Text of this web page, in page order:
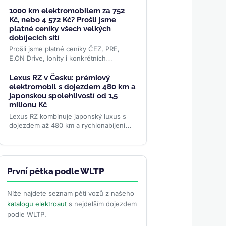
před rokem. Evropa rostla o 87
procent... >>
1000 km elektromobilem za 752
Kč, nebo 4 572 Kč? Prošli jsme
platné ceníky všech velkých
dobíjecích sítí
Prošli jsme platné ceníky ČEZ, PRE,
E.ON Drive, Ionity i konkrétních
superchargerů Tesly a oficiální data ČSÚ
o cenách paliv. Rozdíl je...>>
Lexus RZ v Česku: prémiový
elektromobil s dojezdem 480 km a
japonskou spolehlivostí od 1,5
milionu Kč
Lexus RZ kombinuje japonský luxus s
dojezdem až 480 km a rychlonabíjením
nebo AWD — od 1,5 milionu Kč....>>
První pětka podle WLTP
Níže najdete seznam pěti vozů z našeho
katalogu elektroauts nejdelším dojezdem
podle WLTP.